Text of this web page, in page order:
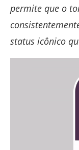
permite que o
status icônico